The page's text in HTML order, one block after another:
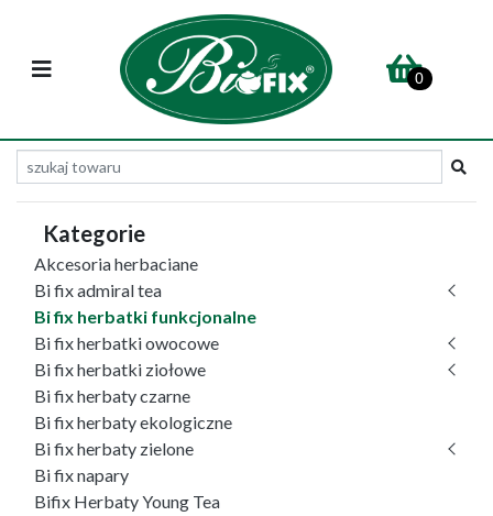
0
Kategorie
Akcesoria herbaciane
Bi fix admiral tea
Bi fix herbatki funkcjonalne
Bi fix herbatki owocowe
Bi fix herbatki ziołowe
Bi fix herbaty czarne
Bi fix herbaty ekologiczne
Bi fix herbaty zielone
Bi fix napary
Bifix Herbaty Young Tea